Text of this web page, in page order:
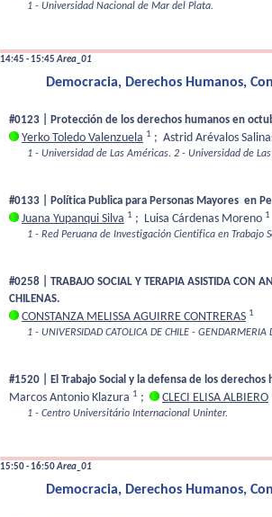
1 - Universidad Nacional de Mar del Plata.
14:45 - 15:45Area_01
Democracia, Derechos Humanos,
#0123 | Protección de los derechos humanos en
Yerko Toledo Valenzuela 1 ; Astrid Arévalos
1 - Universidad de Las Américas. 2 - Universidad de
#0133 | Política Publica para Personas Mayores en
Juana Yupanqui Silva 1 ; Luisa Cárdenas Moreno 1
1 - Red Peruana de Investigación Cientifica en Trabajo
#0258 | TRABAJO SOCIAL Y TERAPIA ASISTIDA CON
CHILENAS.
CONSTANZA MELISSA AGUIRRE CONTRERAS 1
1 - UNIVERSIDAD CATOLICA DE CHILE - GENDARMERIA
#1520 | El Trabajo Social y la defensa de los
Marcos Antonio Klazura 1 ; CLECI ELISA ALBIERO
1 - Centro Universitário Internacional Uninter.
15:50 - 16:50Area_01
Democracia, Derechos Humanos,